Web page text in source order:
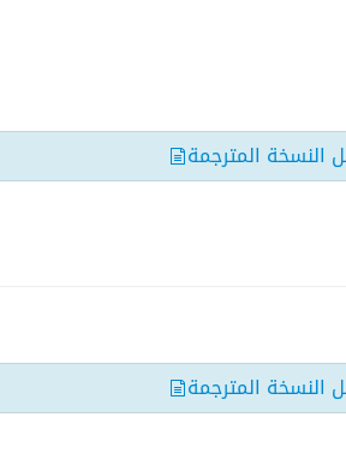
النسخة المترجمة
النسخة المترجمة